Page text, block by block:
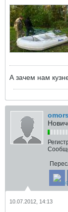
А зачем нам
10.07.2012, 14:13